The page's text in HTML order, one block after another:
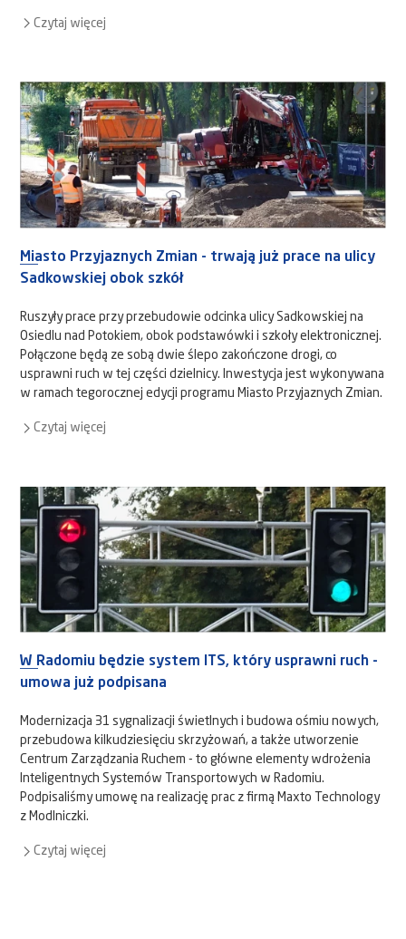
Czytaj więcej
Miasto Przyjaznych Zmian - trwają już prace na ulicy
Sadkowskiej obok szkół
Ruszyły prace przy przebudowie odcinka ulicy Sadkowskiej na
Osiedlu nad Potokiem, obok podstawówki i szkoły elektronicznej.
Połączone będą ze sobą dwie ślepo zakończone drogi, co
usprawni ruch w tej części dzielnicy. Inwestycja jest wykonywana
w ramach tegorocznej edycji programu Miasto Przyjaznych Zmian.
Czytaj więcej
W Radomiu będzie system ITS, który usprawni ruch -
umowa już podpisana
Modernizacja 31 sygnalizacji świetlnych i budowa ośmiu nowych,
przebudowa kilkudziesięciu skrzyżowań, a także utworzenie
Centrum Zarządzania Ruchem - to główne elementy wdrożenia
Inteligentnych Systemów Transportowych w Radomiu.
Podpisaliśmy umowę na realizację prac z firmą Maxto Technology
z Modlniczki.
Czytaj więcej